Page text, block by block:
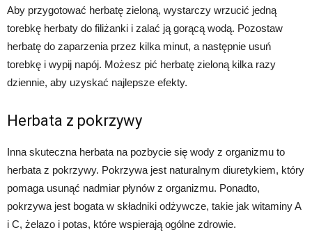
Aby przygotować herbatę zieloną, wystarczy wrzucić jedną
torebkę herbaty do filiżanki i zalać ją gorącą wodą. Pozostaw
herbatę do zaparzenia przez kilka minut, a następnie usuń
torebkę i wypij napój. Możesz pić herbatę zieloną kilka razy
dziennie, aby uzyskać najlepsze efekty.
Herbata z pokrzywy
Inna skuteczna herbata na pozbycie się wody z organizmu to
herbata z pokrzywy. Pokrzywa jest naturalnym diuretykiem, który
pomaga usunąć nadmiar płynów z organizmu. Ponadto,
pokrzywa jest bogata w składniki odżywcze, takie jak witaminy A
i C, żelazo i potas, które wspierają ogólne zdrowie.